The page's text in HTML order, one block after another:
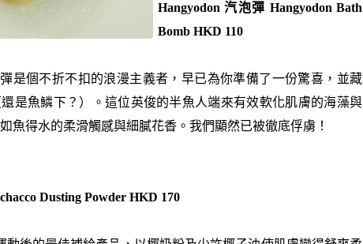
Hangyodon 汽泡彈 Hangyodon Bath
Bomb HKD 110
彈是個不折不扣的浪漫主義者，早已為你準備了一份驚喜， 並藏
是魚鱗下？）。 這位英俊的半魚人端來有效軟化肌膚的海藻與
魚得水的柔滑觸感與細膩花香。我們顯然已被徹底俘虜！
Dusting Powder HKD 170